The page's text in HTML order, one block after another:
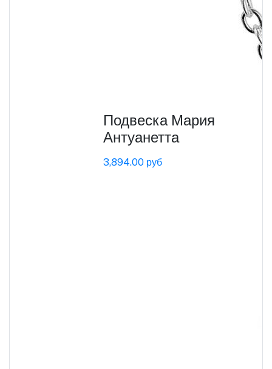
Подвеска Мария
Антуанетта
3,894.00 руб